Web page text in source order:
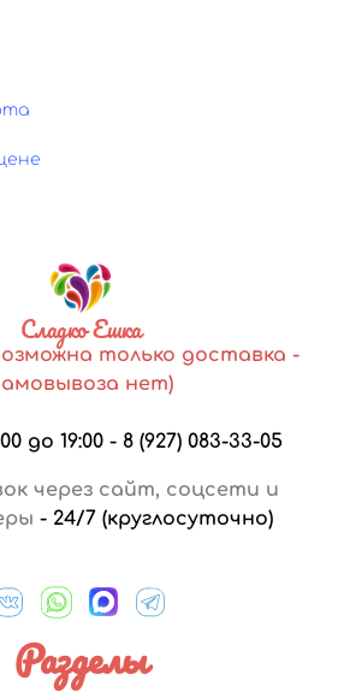
Сладко Ешка
только доставка -
нет)
до 19:00 - 8 (927) 083-33-05
через сайт, соцсети и
- 24/7 (круглосуточно)
Разделы